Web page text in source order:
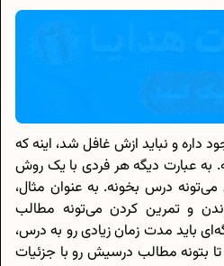
داره و نباید ازش غافل شد، اینه که
به عبارت دیگه هر فردی با یک روش
درس بخونه. به عنوان مثال،
خوندن و تمرین کردن می‌تونه مطالب
باید مدت زمان زیادی رو به درس،
بتونه مطالب درسیش رو با جزئیات